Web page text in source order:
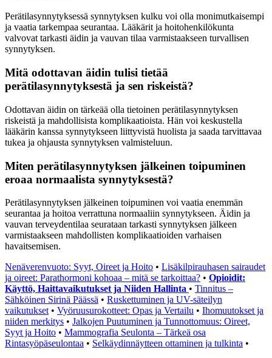
Perätilasynnytyksessä synnytyksen kulku voi olla monimutkaisempi
ja vaatia tarkempaa seurantaa. Lääkärit ja hoitohenkilökunta
valvovat tarkasti äidin ja vauvan tilaa varmistaakseen turvallisen
synnytyksen.
Mitä odottavan äidin tulisi tietää
perätilasynnytyksestä ja sen riskeistä?
Odottavan äidin on tärkeää olla tietoinen perätilasynnytyksen
riskeistä ja mahdollisista komplikaatioista. Hän voi keskustella
lääkärin kanssa synnytykseen liittyvistä huolista ja saada tarvittavaa
tukea ja ohjausta synnytyksen valmisteluun.
Miten perätilasynnytyksen jälkeinen toipuminen
eroaa normaalista synnytyksestä?
Perätilasynnytyksen jälkeinen toipuminen voi vaatia enemmän
seurantaa ja hoitoa verrattuna normaaliin synnytykseen. Äidin ja
vauvan terveydentilaa seurataan tarkasti synnytyksen jälkeen
varmistaakseen mahdollisten komplikaatioiden varhaisen
havaitsemisen.
Nenäverenvuoto: Syyt, Oireet ja Hoito • Lisäkilpirauhasen sairaudet
ja oireet: Parathormoni kohoaa – mitä se tarkoittaa? • Opioidit:
Käyttö, Haittavaikutukset ja Niiden Hallinta • Tinnitus –
Sähköinen Sirinä Päässä • Ruskettuminen ja UV-säteilyn
vaikutukset • Vyöruusurokotteet: Opas ja Vertailu • Ihomuutokset ja
niiden merkitys • Jalkojen Puutuminen ja Tunnottomuus: Oireet,
Syyt ja Hoito • Mammografia Seulonta – Tärkeä osa
Rintasyöpäseulontaa • Selkäydinnäytteen ottaminen ja tulkinta •